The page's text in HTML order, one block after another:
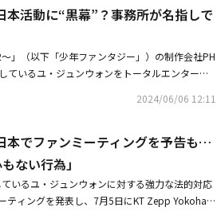
会社があるが、その会社に被害が及ぶ可能性が
れでも長い間ファンの方々が待っていてくれた
ンミーティングを進行しようとしている」と意思
ジュンウォンの日本ファンミーティング開催に
したとして強固な法的対応をすると主張するこ
を流布し、ユ・ジュンウォンの名誉を傷つける
放送終了した「少年ファンタジー」で1位にな
ューする予定だった。しかし、収益配分率の修正
STUDIOを相手に専属契約の効力停止仮処
ジュンウォン、日本活動めぐる事務所の批判に反
BOYS ユ・ジュンウォン、日本でファンミーティ
標準専属契約書に基づいていると判断し、棄却
って提起した30億ウォン（約3億4,000万円）の
動を妨害しないでほしい』というものだった
とユ・ジュンウォンが専属契約を締結してい
性がないと判断し、申請を棄却した」と説明し
と、債権者（ユ・ジュンウォン）と債務者（PO
活動におけるマネジメントの権限を債務者に委
な専属契約の合意が存在しないことや、これに
無視し、仮処分事件の事件名と申請を棄却する
契約を違反したとして強固な法的対応をすると
、虚偽事実を流布し、ユ・ジュンウォンの名誉
ジー～放課後のときめきシーズン2」の制作を
本活動に“黒幕”？事務所が名指しで
」（以下「少年ファンタジー」）の制作会社PH
ているユ・ジュンウォンをトータルエンターテ
、日本の公演制作会社ハックルベリーと密かに
ティングを準備している韓国の制作会社が、A
えた。続けて「ユ・ジュンウォンは専属契約効
ずにファンミーティングなどのイベントを行う
は、「当社は今回の事態について決して
に正確な釈明と立場表明を求める。韓国芸
2024/06/06 12:11
本でファンミーティングを予告も…
ない行為」
いるユ・ジュンウォンに対する強力な法的対応
ティングを発表し、7月5日にKT Zepp Yokoham